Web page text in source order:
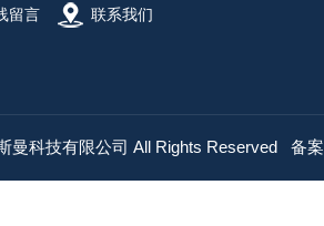
留言 联系我们
曼科技有限公司 All Rights Reserved 备